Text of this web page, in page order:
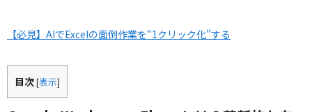
【必見】AIでExcelの面倒作業を“1クリック化”する
目次[表示]